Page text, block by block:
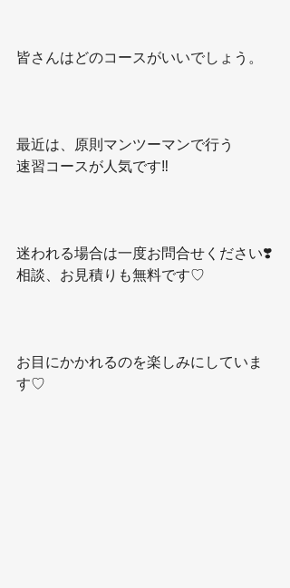
皆さんはどのコースがいいでしょう。
最近は、原則マンツーマンで行う
速習コースが人気です‼️
迷われる場合は一度お問合せください❣️
相談、お見積りも無料です♡
お目にかかれるのを楽しみにしていま
す♡